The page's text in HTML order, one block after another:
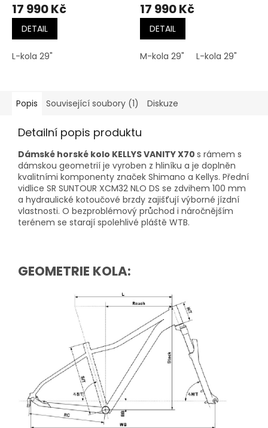
17 990 Kč
DETAIL
L-kola 29"
17 990 Kč
DETAIL
M-kola 29" L-kola 29"
Popis Související soubory (1) Diskuze
Detailní popis produktu
Dámské horské kolo KELLYS VANITY X70 s rámem s
dámskou geometrií je vyroben z hliníku a je doplněn
kvalitními komponenty značek Shimano a Kellys. Přední
vidlice SR SUNTOUR XCM32 NLO DS se zdvihem 100 mm
a hydraulické kotoučové brzdy zajišťují výborné jízdní
vlastnosti. O bezproblémový průchod i náročnějším
terénem se starají spolehlivé pláště WTB.
GEOMETRIE KOLA: